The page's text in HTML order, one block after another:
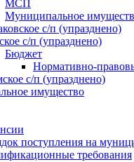
МСП
Муниципальное
с/п (упразднено)
с/п (упразднено)
Бюджет
Нормативно-
с/п (упразднено)
имущество
поступления на
требования